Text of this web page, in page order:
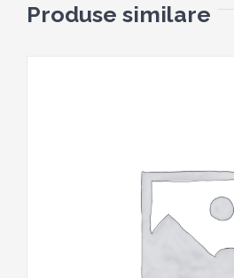
Produse similare